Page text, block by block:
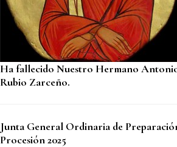
Ha fallecido Nuestro Hermano
Rubio Zarceño.
Junta General Ordinaria de
Procesión 2025